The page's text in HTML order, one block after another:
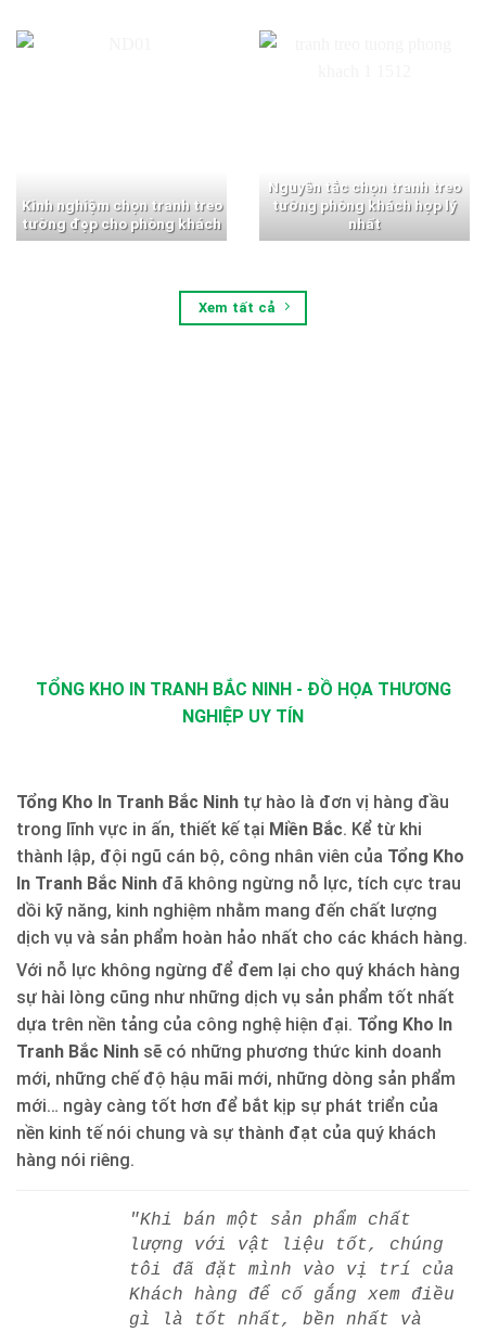
Kinh nghiệm chọn tranh treo
tường đẹp cho phòng khách
Nguyên tắc chọn tranh treo
tường phòng khách hợp lý
nhất
Xem tất cả
TỔNG KHO IN TRANH BẮC NINH - ĐỒ HỌA THƯƠNG
NGHIỆP UY TÍN
Tổng Kho In Tranh Bắc Ninh tự hào là đơn vị hàng đầu
trong lĩnh vực in ấn, thiết kế tại Miền Bắc. Kể từ khi
thành lập, đội ngũ cán bộ, công nhân viên của Tổng Kho
In Tranh Bắc Ninh đã không ngừng nỗ lực, tích cực trau
dồi kỹ năng, kinh nghiệm nhằm mang đến chất lượng
dịch vụ và sản phẩm hoàn hảo nhất cho các khách hàng.
Với nỗ lực không ngừng để đem lại cho quý khách hàng
sự hài lòng cũng như những dịch vụ sản phẩm tốt nhất
dựa trên nền tảng của công nghệ hiện đại. Tổng Kho In
Tranh Bắc Ninh sẽ có những phương thức kinh doanh
mới, những chế độ hậu mãi mới, những dòng sản phẩm
mới… ngày càng tốt hơn để bắt kịp sự phát triển của
nền kinh tế nói chung và sự thành đạt của quý khách
hàng nói riêng.
"Khi bán một sản phẩm chất
lượng với vật liệu tốt, chúng
tôi đã đặt mình vào vị trí của
Khách hàng để cố gắng xem điều
gì là tốt nhất, bền nhất và